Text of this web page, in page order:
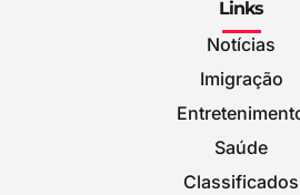
Links
Notícias
Imigração
Saúde
Classificados